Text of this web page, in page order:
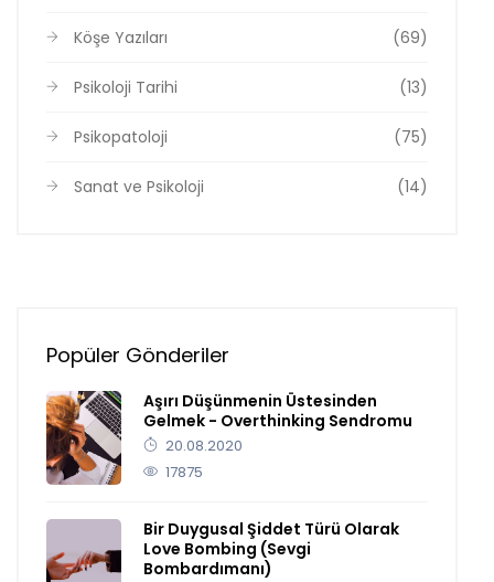
Köşe Yazıları (69)
Psikoloji Tarihi (13)
Psikopatoloji (75)
Sanat ve Psikoloji (14)
Popüler Gönderiler
Aşırı Düşünmenin Üstesinden
Gelmek - Overthinking Sendromu
20.08.2020
17875
Bir Duygusal Şiddet Türü Olarak
Love Bombing (Sevgi
Bombardımanı)